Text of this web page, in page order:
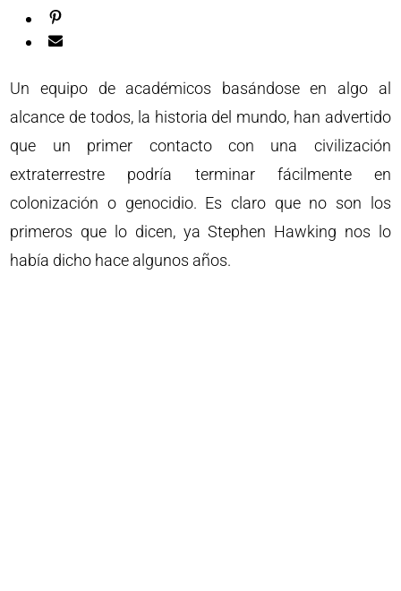
Un equipo de académicos basándose en algo al
alcance de todos, la historia del mundo, han advertido
que un primer contacto con una civilización
extraterrestre podría terminar fácilmente en
colonización o genocidio. Es claro que no son los
primeros que lo dicen, ya Stephen Hawking nos lo
había dicho hace algunos años.